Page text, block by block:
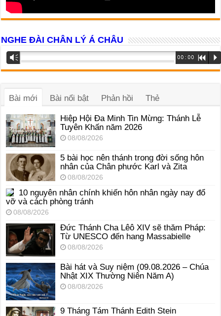
NGHE ĐÀI CHÂN LÝ Á CHÂU
Trình
phát
Vm 00:00 R P
Bài mới Bài nổi bật Phản hồi Thẻ
Hiệp Hội Đa Minh Tin Mừng: Thánh Lễ
Tuyên Khấn năm 2026
08/08/2026
5 bài học nên thánh trong đời sống hôn
nhân của Chân phước Karl và Zita
08/08/2026
10 nguyên nhân chính khiến hôn nhân ngày nay đổ
vỡ và cách phòng tránh
08/08/2026
Đức Thánh Cha Lêô XIV sẽ thăm Pháp:
Từ UNESCO đến hang Massabielle
08/08/2026
Bài hát và Suy niệm (09.08.2026 – Chúa
Nhật XIX Thường Niên Năm A)
08/08/2026
9 Tháng Tám Thánh Edith Stein